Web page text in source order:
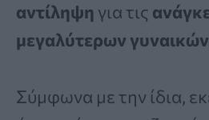
αντίληψη για τις
μεγαλύτερων
Σύμφωνα με την ίδια,